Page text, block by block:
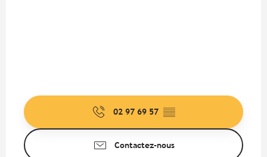
02 97 69 57 ▒▒
Contactez-nous